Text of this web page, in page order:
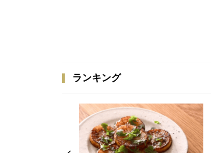
ランキング